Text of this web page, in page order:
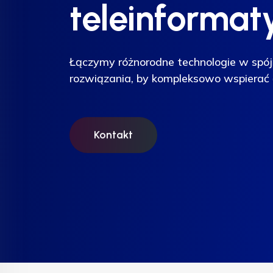
Łączymy różnorodne technologie w
rozwiązania, by kompleksowo
Kontakt
Łączymy różnorodne technologie w
rozwiązania, by kompleksowo
Kontakt
Łączymy różnorodne technologie w
rozwiązania, by kompleksowo
Kontakt